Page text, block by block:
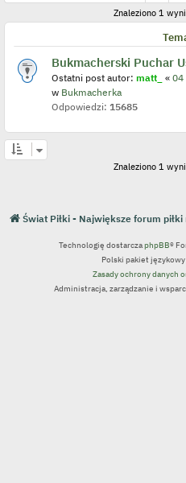
Znaleziono 1
Bukmacherski Puchar
Ostatni post autor: matt_ « 04
w Bukmacherka
Odpowiedzi: 15685
Znaleziono 1
Świat Piłki - Największe forum piłki
Technologię dostarczaphpBB®
Polski pakiet
Zasady ochrony danych
Administracja, zarządzanie i